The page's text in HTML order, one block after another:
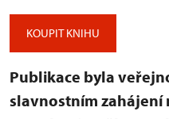
KOUPIT KNIHU
Publikace byla
slavnostním zahájení